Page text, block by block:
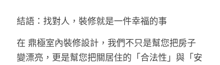
結語：找對人，裝修就是一件幸福的事
在 鼎極室內裝修設計，我們不只是幫您把房子
變漂亮，更是幫您把關居住的「合法性」與「安